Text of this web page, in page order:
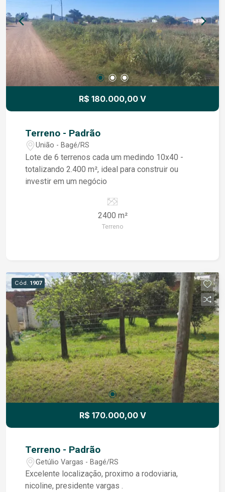
contato e saiba mais sobre essa excelente
oportunidade!
R$ 180.000,00 V
Terreno - Padrão
União - Bagé/RS
Lote de 6 terrenos cada um medindo 10x40 -
totalizando 2.400 m², ideal para construir ou
investir em um negócio
2400 m²
Terreno
Cód. 1907
R$ 170.000,00 V
Terreno - Padrão
Getúlio Vargas - Bagé/RS
Excelente localização, proximo a rodoviaria,
nicoline, presidente vargas .